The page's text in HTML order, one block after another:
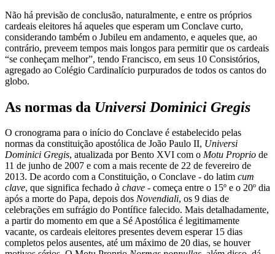
Não há previsão de conclusão, naturalmente, e entre os próprios
cardeais eleitores há aqueles que esperam um Conclave curto,
considerando também o Jubileu em andamento, e aqueles que, ao
contrário, preveem tempos mais longos para permitir que os cardeais
“se conheçam melhor”, tendo Francisco, em seus 10 Consistórios,
agregado ao Colégio Cardinalício purpurados de todos os cantos do
globo.
As normas da Universi Dominici Gregis
O cronograma para o início do Conclave é estabelecido pelas
normas da constituição apostólica de João Paulo II, Universi
Dominici Gregis, atualizada por Bento XVI com o Motu Proprio de
11 de junho de 2007 e com a mais recente de 22 de fevereiro de
2013. De acordo com a Constituição, o Conclave - do latim cum
clave, que significa fechado à chave - começa entre o 15º e o 20º dia
após a morte do Papa, depois dos Novendiali, os 9 dias de
celebrações em sufrágio do Pontífice falecido. Mais detalhadamente,
a partir do momento em que a Sé Apostólica é legitimamente
vacante, os cardeais eleitores presentes devem esperar 15 dias
completos pelos ausentes, até um máximo de 20 dias, se houver